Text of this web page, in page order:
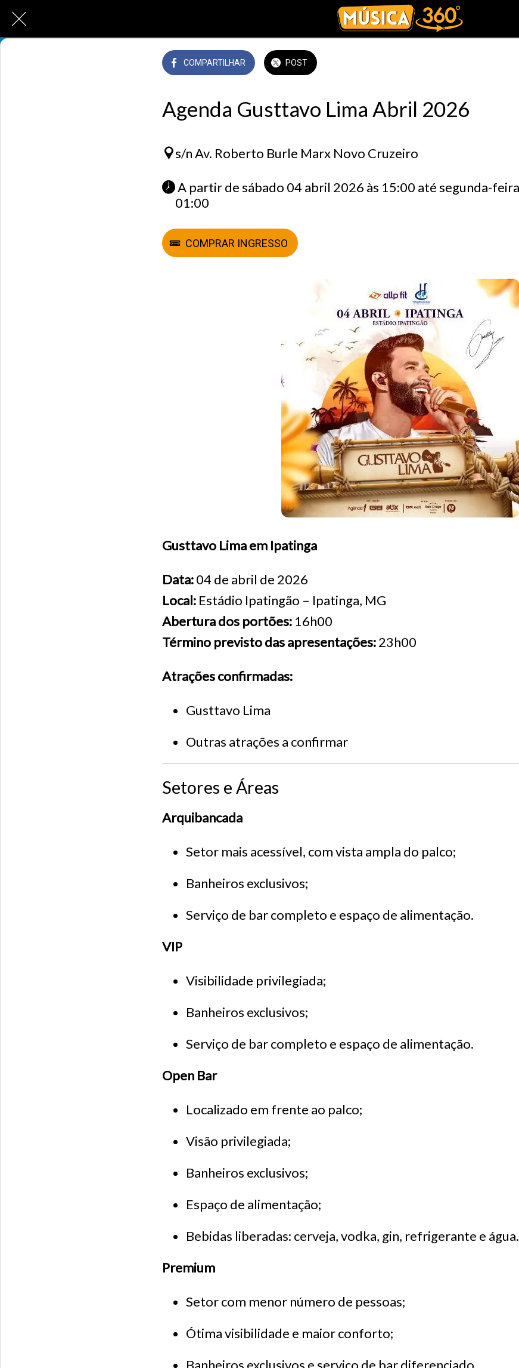
COMPARTILHAR POST
Agenda Gusttavo Lima Abril 2026
s/n Av. Roberto Burle Marx Novo Cruzeiro
01:00
COMPRAR INGRESSO
Gusttavo Lima em Ipatinga
Data:04 de abril de 2026
Local: Estádio Ipatingão – Ipatinga, MG
Abertura dos portões: 16h00
Término previsto das apresentações:23h00
Atrações confirmadas:
Gusttavo Lima
Outras atrações a confirmar
Setores e Áreas
Arquibancada
Setor mais acessível, com vista ampla do palco;
Banheiros exclusivos;
Serviço de bar completo e espaço de alimentação.
VIP
Visibilidade privilegiada;
Banheiros exclusivos;
Serviço de bar completo e espaço de alimentação.
Open Bar
Localizado em frente ao palco;
Visão privilegiada;
Banheiros exclusivos;
Espaço de alimentação;
Bebidas liberadas: cerveja, vodka, gin, refrigerante e água.
Premium
Setor com menor número de pessoas;
Ótima visibilidade e maior conforto;